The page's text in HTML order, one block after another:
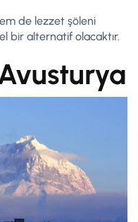
de lezzet şöleni
bir alternatif olacaktır.